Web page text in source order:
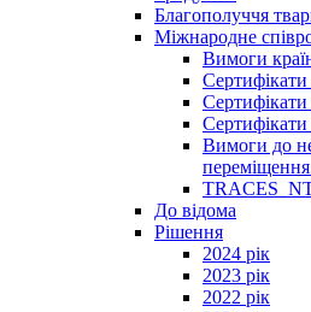
Благополуччя
Міжнародне
Вимоги
Сертифікати
Сертифікати
Вимоги до
До відома
Рішення
2024 рік
2023 рік
2022 рік